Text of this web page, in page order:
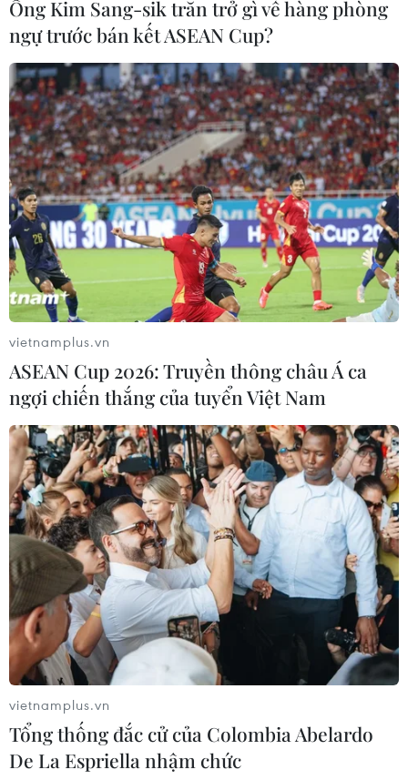
Việt Nam tham gia xây dựng Thỏa thuận
toàn cầu về ô nhiễm nhựa
16/08/2021 11:20
Thủ tướng Chính phủ vừa ban hành Quyết định
1407/QĐ-TTg về việc phê duyệt Đề án Việt Nam chủ
động chuẩn bị và tham gia xây dựng Thỏa thuận toàn
cầu về ô nhiễm nhựa đại dương.
Ông Kim Sang-sik trăn trở gì về hàng phòng
ngự trước bán kết ASEAN Cup?
vietnamplus.vn
ASEAN Cup 2026: Truyền thông châu Á ca
ngợi chiến thắng của tuyển Việt Nam
vietnamplus.vn
Tổng thống đắc cử của Colombia Abelardo
De La Espriella nhậm chức